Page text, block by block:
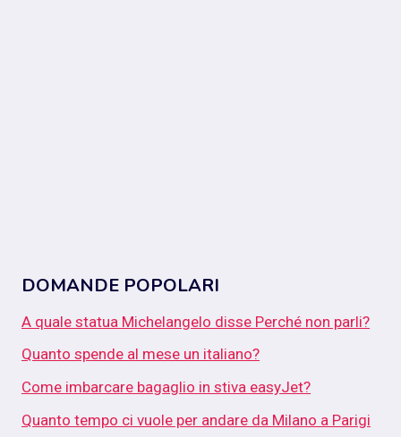
DOMANDE POPOLARI
A quale statua Michelangelo disse Perché non parli?
Quanto spende al mese un italiano?
Come imbarcare bagaglio in stiva easyJet?
Quanto tempo ci vuole per andare da Milano a Parigi